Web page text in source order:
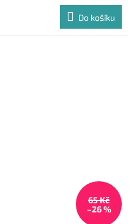
Do košíku
65 Kč
–26 %